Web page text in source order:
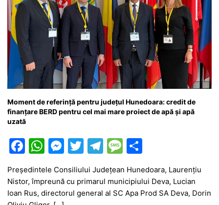
Moment de referință pentru județul Hunedoara: credit de
finanțare BERD pentru cel mai mare proiect de apă și apă
uzată
F
a
c
e
W
at
s
M
e
s
s
T
w
itt
er
T
e
gr
M
s
s
ta
je
Președintele Consiliului Județean Hunedoara, Laurențiu
Nistor, împreună cu primarul municipiului Deva, Lucian
Ioan Rus, directorul general al SC Apa Prod SA Deva, Dorin